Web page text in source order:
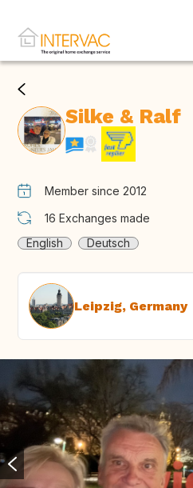
Silke & Ralf
Member since 2012
16 Exchanges made
English
Deutsch
Leipzig, Germany